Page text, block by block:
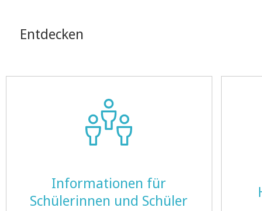
Entdecken
Informationen für
Schülerinnen und Schüler